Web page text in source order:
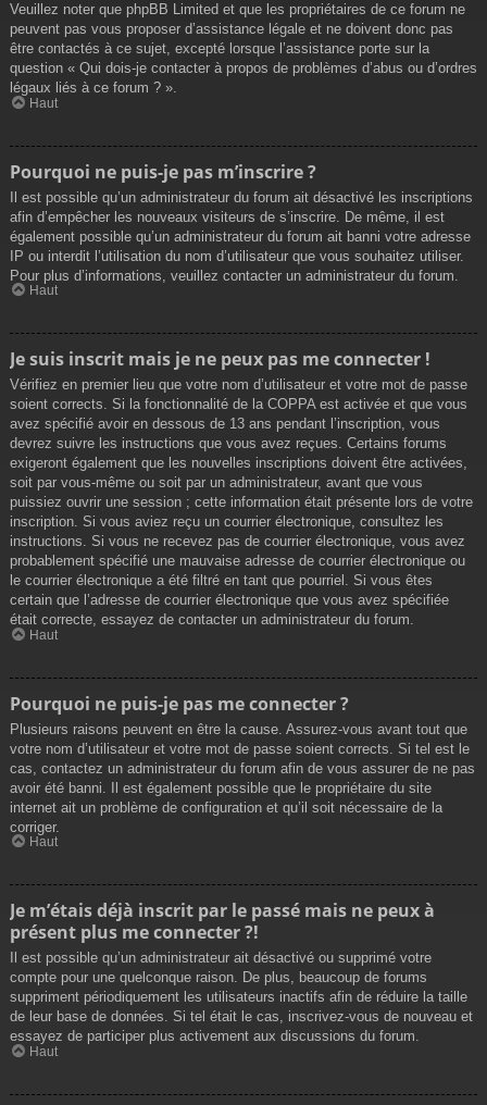
Veuillez noter que phpBB Limited et que les propriétaires de ce forum ne
peuvent pas vous proposer d’assistance légale et ne doivent donc pas
être contactés à ce sujet, excepté lorsque l’assistance porte sur la
question « Qui dois-je contacter à propos de problèmes d’abus ou d’ordres
légaux liés à ce forum ? ».
Haut
Pourquoi ne puis-je pas m’inscrire ?
Il est possible qu’un administrateur du forum ait désactivé les inscriptions
afin d’empêcher les nouveaux visiteurs de s’inscrire. De même, il est
également possible qu’un administrateur du forum ait banni votre adresse
IP ou interdit l’utilisation du nom d’utilisateur que vous souhaitez utiliser.
Pour plus d’informations, veuillez contacter un administrateur du forum.
Haut
Je suis inscrit mais je ne peux pas me connecter !
Vérifiez en premier lieu que votre nom d’utilisateur et votre mot de passe
soient corrects. Si la fonctionnalité de la COPPA est activée et que vous
avez spécifié avoir en dessous de 13 ans pendant l’inscription, vous
devrez suivre les instructions que vous avez reçues. Certains forums
exigeront également que les nouvelles inscriptions doivent être activées,
soit par vous-même ou soit par un administrateur, avant que vous
puissiez ouvrir une session ; cette information était présente lors de votre
inscription. Si vous aviez reçu un courrier électronique, consultez les
instructions. Si vous ne recevez pas de courrier électronique, vous avez
probablement spécifié une mauvaise adresse de courrier électronique ou
le courrier électronique a été filtré en tant que pourriel. Si vous êtes
certain que l’adresse de courrier électronique que vous avez spécifiée
était correcte, essayez de contacter un administrateur du forum.
Haut
Pourquoi ne puis-je pas me connecter ?
Plusieurs raisons peuvent en être la cause. Assurez-vous avant tout que
votre nom d’utilisateur et votre mot de passe soient corrects. Si tel est le
cas, contactez un administrateur du forum afin de vous assurer de ne pas
avoir été banni. Il est également possible que le propriétaire du site
internet ait un problème de configuration et qu’il soit nécessaire de la
corriger.
Haut
Je m’étais déjà inscrit par le passé mais ne peux à
présent plus me connecter ?!
Il est possible qu’un administrateur ait désactivé ou supprimé votre
compte pour une quelconque raison. De plus, beaucoup de forums
suppriment périodiquement les utilisateurs inactifs afin de réduire la taille
de leur base de données. Si tel était le cas, inscrivez-vous de nouveau et
essayez de participer plus activement aux discussions du forum.
Haut